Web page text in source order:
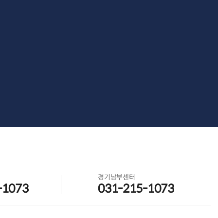
경기남부센터
031-215-1073